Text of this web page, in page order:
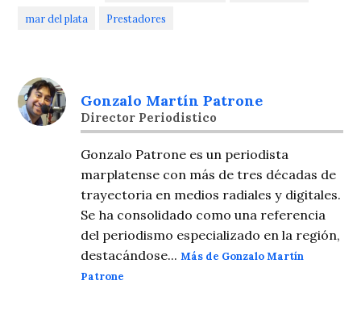
mar del plata Prestadores
Gonzalo Martín Patrone
Director Periodistico
Gonzalo Patrone es un periodista
marplatense con más de tres décadas de
trayectoria en medios radiales y digitales.
Se ha consolidado como una referencia
del periodismo especializado en la región,
destacándose...Más de Gonzalo Martín
Patrone